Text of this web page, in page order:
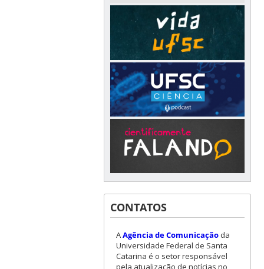
CONTATOS
AAgência de Comunicaçãoda
Universidade Federal de Santa
Catarina é o setor responsável